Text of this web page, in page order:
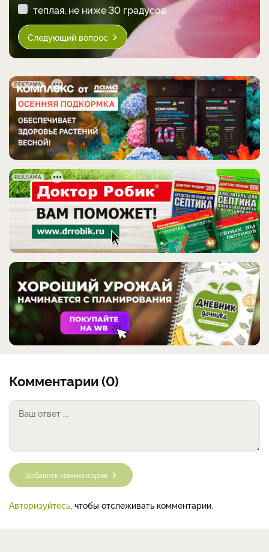
теплая, не ниже 30 градусов
Следующий вопрос
РЕКЛАМА
РЕКЛАМА
Комментарии (0)
Добавить комментарий
Авторизуйтесь, чтобы отслеживать комментарии.